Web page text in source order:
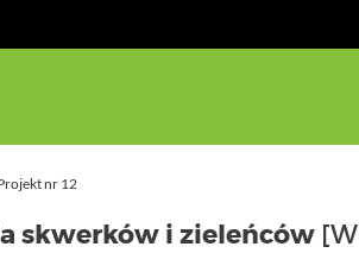
nr 12
skwerków i zieleńców